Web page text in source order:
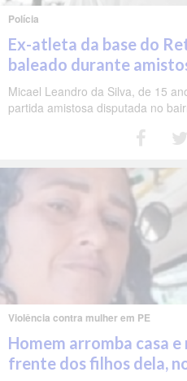
Polícia
Ex-atleta da base do
baleado durante
Micael Leandro da Silva, de 15
partida amistosa disputada no
Violência contra mulher em PE
Homem arromba casa
frente dos filhos dela,